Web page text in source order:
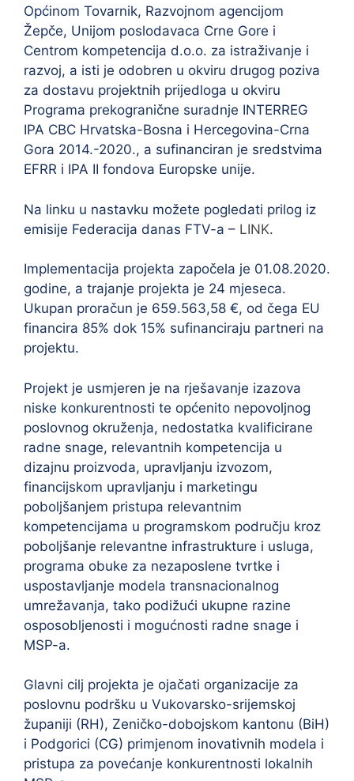
Općinom Tovarnik, Razvojnom agencijom
Žepče, Unijom poslodavaca Crne Gore i
Centrom kompetencija d.o.o. za istraživanje i
razvoj, a isti je odobren u okviru drugog poziva
za dostavu projektnih prijedloga u okviru
Programa prekogranične suradnje INTERREG
IPA CBC Hrvatska-Bosna i Hercegovina-Crna
Gora 2014.-2020., a sufinanciran je sredstvima
EFRR i IPA II fondova Europske unije.
Na linku u nastavku možete pogledati prilog iz
emisije Federacija danas FTV-a – LINK.
Implementacija projekta započela je 01.08.2020.
godine, a trajanje projekta je 24 mjeseca.
Ukupan proračun je 659.563,58 €, od čega EU
financira 85% dok 15% sufinanciraju partneri na
projektu.
Projekt je usmjeren je na rješavanje izazova
niske konkurentnosti te općenito nepovoljnog
poslovnog okruženja, nedostatka kvalificirane
radne snage, relevantnih kompetencija u
dizajnu proizvoda, upravljanju izvozom,
financijskom upravljanju i marketingu
poboljšanjem pristupa relevantnim
kompetencijama u programskom području kroz
poboljšanje relevantne infrastrukture i usluga,
programa obuke za nezaposlene tvrtke i
uspostavljanje modela transnacionalnog
umrežavanja, tako podižući ukupne razine
osposobljenosti i mogućnosti radne snage i
MSP-a.
Glavni cilj projekta je ojačati organizacije za
poslovnu podršku u Vukovarsko-srijemskoj
županiji (RH), Zeničko-dobojskom kantonu (BiH)
i Podgorici (CG) primjenom inovativnih modela i
pristupa za povećanje konkurentnosti lokalnih